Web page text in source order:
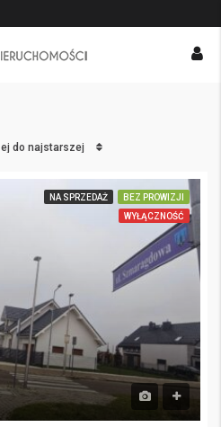
do najstarszej
NA SPRZEDAŻ
BEZ PROWIZJI
WYŁĄCZNOŚĆ